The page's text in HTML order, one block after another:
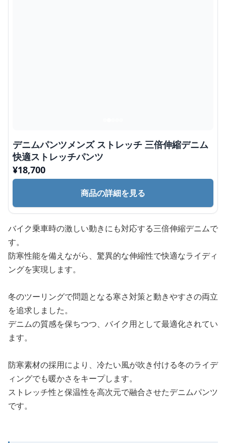
デニムパンツメンズ ストレッチ 三倍伸縮デニム
快適ストレッチパンツ
¥18,700
商品の詳細を見る
バイク乗車時の激しい動きにも対応する三倍伸縮デニムで
す。
防寒性能を備えながら、驚異的な伸縮性で快適なライディ
ングを実現します。
冬のツーリングで問題となる寒さ対策と動きやすさの両立
を追求しました。
デニムの質感を保ちつつ、バイク用として最適化されてい
ます。
防寒素材の採用により、冷たい風が吹き付ける冬のライデ
ィングでも暖かさをキープします。
ストレッチ性と保温性を高次元で融合させたデニムパンツ
です。